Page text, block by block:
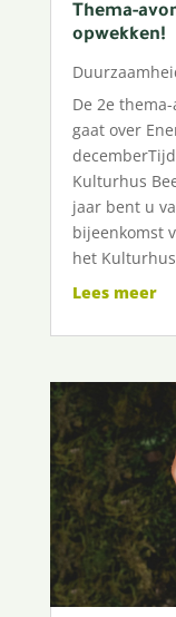
Thema-
opwekken!
De 2e
gaat over
Kulturhus
jaar bent u
bijeenkomst
het
Lees meer